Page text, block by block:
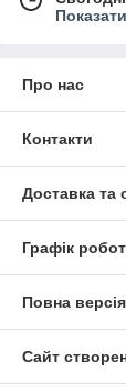
Про нас
Контакти
Доставка та
Графік
Повна
Сайт